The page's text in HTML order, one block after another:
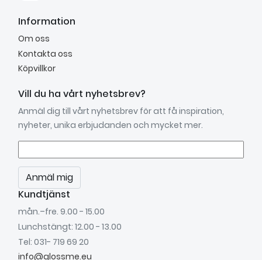
Information
Om oss
Kontakta oss
Köpvillkor
Vill du ha vårt nyhetsbrev?
Anmäl dig till vårt nyhetsbrev för att få inspiration,
nyheter, unika erbjudanden och mycket mer.
Anmäl mig
Kundtjänst
mån.–fre. 9.00 - 15.00
Lunchstängt: 12.00 - 13.00
Tel: 031- 719 69 20
info@glossme.eu